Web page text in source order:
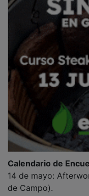
25 de junio:
Brihuega.
Noviembre:
fecha exacta aún
Los interesados en
jornadas de
gratuita a través de
Guadalajara.
NOTICIAS